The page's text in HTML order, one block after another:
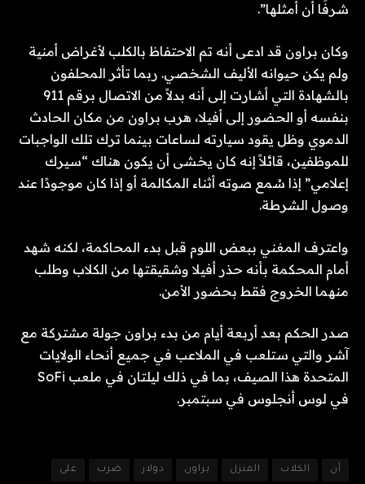
شرفًا أن أمثلها”.
وكان براون قد ادعى أنه تم الاحتفاظ بالكلب لأغراض أمنية
ولم يكن حيوانه الأليف الشخصي. ربما تأثر المحلفون
بالشهادة التي أشارت إلى أنه بدلاً من الاتصال برقم 911
بنفسه أو الحضور إلى أفيلا، هرب براون من مكان الحادث
الدموي وظل يقود سيارته لساعات بينما ترك تلك الواجبات
للموظفين، قائلاً إنه كان يخشى أن يكون هناك “سيرك
إعلامي” إذا سُمع صوته أثناء المكالمة أو إذا كان موجودًا عند
وصول الشرطة.
واعترف المغني ببعض اللوم قبل بدء المحاكمة، لكنه شهد
أمام المحكمة بأنه حذر أفيلا وشقيقتها من الكلاب وطلب
منهما الخروج فقط بحضور الأمن.
صدر الحكم بعد أربعة أيام من بدء براون جولة مشتركة مع
آشر والتي ستلعب في الملاعب في جميع أنحاء الولايات
المتحدة هذا الصيف، بما في ذلك ليلتان في ملعب SoFi
في لوس أنجلوس في سبتمبر.
أن الكلاب المنزل براون دولار ضرب على